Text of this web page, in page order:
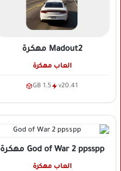
Madout2 مهكرة
العاب مهكرة
v20.41
1.5 GB
God of War 2 ppsspp مهكرة
العاب مهكرة